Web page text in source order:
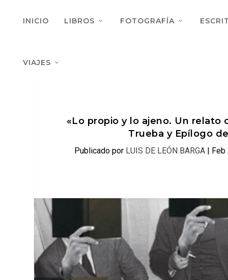
INICIO LIBROS FOTOGRAFÍA
VIAJES
«Lo propio y lo ajeno. Un relato
Trueba y Epílogo
Publicado por LUIS DE LEÓN BARGA | Feb